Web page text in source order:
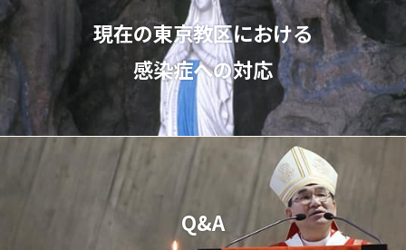
現在の東京教区における
感染症への対応
Q&A